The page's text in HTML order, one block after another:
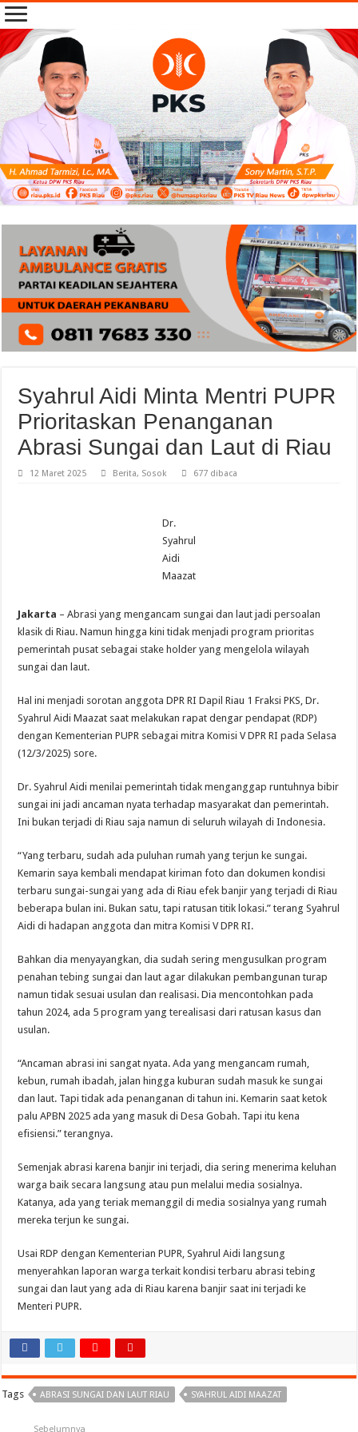
Syahrul Aidi Minta Mentri PUPR
Prioritaskan Penanganan
Abrasi Sungai dan Laut di Riau
12 Maret 2025 Berita, Sosok 677 dibaca
Dr.
Syahrul
Aidi
Maazat
Jakarta – Abrasi yang mengancam sungai dan laut jadi persoalan
klasik di Riau. Namun hingga kini tidak menjadi program prioritas
pemerintah pusat sebagai stake holder yang mengelola wilayah
sungai dan laut.
Hal ini menjadi sorotan anggota DPR RI Dapil Riau 1 Fraksi PKS, Dr.
Syahrul Aidi Maazat saat melakukan rapat dengar pendapat (RDP)
dengan Kementerian PUPR sebagai mitra Komisi V DPR RI pada Selasa
(12/3/2025) sore.
Dr. Syahrul Aidi menilai pemerintah tidak menganggap runtuhnya bibir
sungai ini jadi ancaman nyata terhadap masyarakat dan pemerintah.
Ini bukan terjadi di Riau saja namun di seluruh wilayah di Indonesia.
“Yang terbaru, sudah ada puluhan rumah yang terjun ke sungai.
Kemarin saya kembali mendapat kiriman foto dan dokumen kondisi
terbaru sungai-sungai yang ada di Riau efek banjir yang terjadi di Riau
beberapa bulan ini. Bukan satu, tapi ratusan titik lokasi.” terang Syahrul
Aidi di hadapan anggota dan mitra Komisi V DPR RI.
Bahkan dia menyayangkan, dia sudah sering mengusulkan program
penahan tebing sungai dan laut agar dilakukan pembangunan turap
namun tidak sesuai usulan dan realisasi. Dia mencontohkan pada
tahun 2024, ada 5 program yang terealisasi dari ratusan kasus dan
usulan.
“Ancaman abrasi ini sangat nyata. Ada yang mengancam rumah,
kebun, rumah ibadah, jalan hingga kuburan sudah masuk ke sungai
dan laut. Tapi tidak ada penanganan di tahun ini. Kemarin saat ketok
palu APBN 2025 ada yang masuk di Desa Gobah. Tapi itu kena
efisiensi.” terangnya.
Semenjak abrasi karena banjir ini terjadi, dia sering menerima keluhan
warga baik secara langsung atau pun melalui media sosialnya.
Katanya, ada yang teriak memanggil di media sosialnya yang rumah
mereka terjun ke sungai.
Usai RDP dengan Kementerian PUPR, Syahrul Aidi langsung
menyerahkan laporan warga terkait kondisi terbaru abrasi tebing
sungai dan laut yang ada di Riau karena banjir saat ini terjadi ke
Menteri PUPR.
Tags ABRASI SUNGAI DAN LAUT RIAU SYAHRUL AIDI MAAZAT
Sebelumnya